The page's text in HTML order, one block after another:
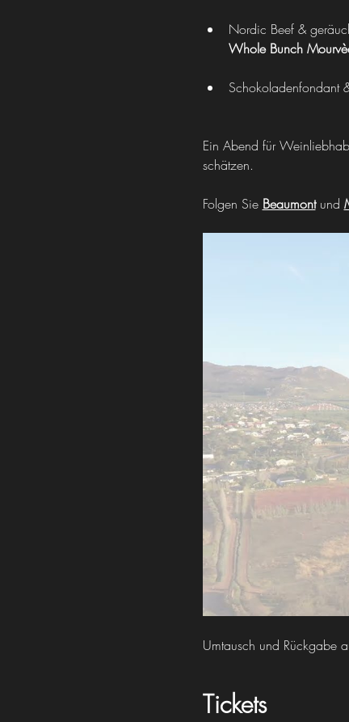
Nordic Beef &
Whole Bunch
Schokoladenfondant
Ein Abend für
schätzen.
Folgen Sie Beaumont und
Umtausch und Rückgabe
Tickets